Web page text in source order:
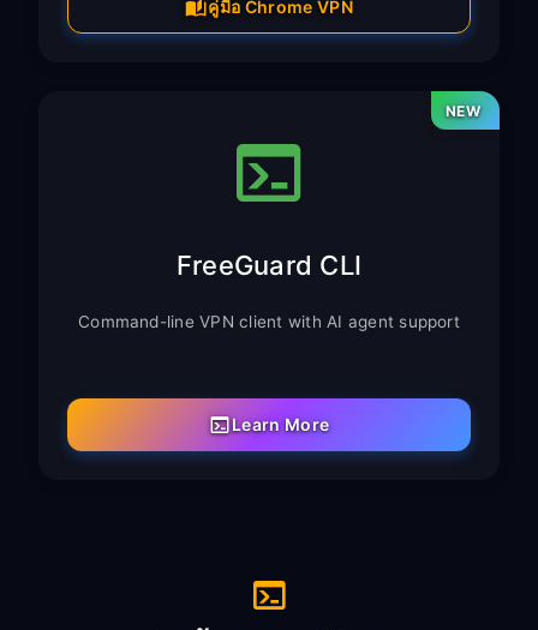
คู่มือ Chrome VPN
NEW
FreeGuard CLI
Command-line VPN client with AI agent support
Learn More